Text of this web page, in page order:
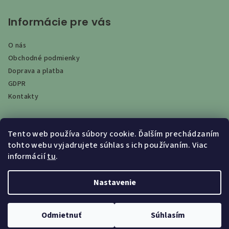
Tento web používa súbory cookie. Ďalším prechádzaním
tohto webu vyjadrujete súhlas s ich používaním. Viac
informáciítu.
Nastavenie
Odmietnuť Súhlasím
Informácie pre vás
O nás
Obchodné podmienky
Doprava a platba
GDPR
Kontakty
Vyhľadávanie
Hľadať
EKO-THERM